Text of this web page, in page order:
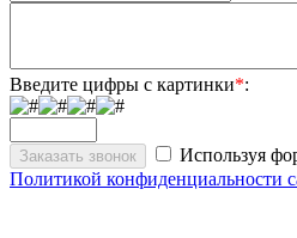
Введите цифры с картинки*:
Используя
Политикой конфиденциальности